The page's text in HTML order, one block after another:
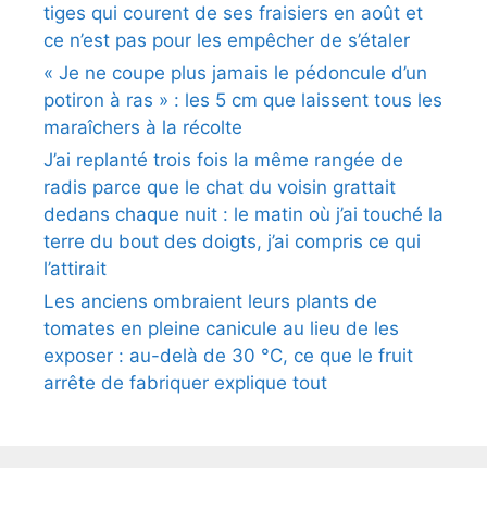
tiges qui courent de ses fraisiers en août et
ce n’est pas pour les empêcher de s’étaler
« Je ne coupe plus jamais le pédoncule d’un
potiron à ras » : les 5 cm que laissent tous les
maraîchers à la récolte
J’ai replanté trois fois la même rangée de
radis parce que le chat du voisin grattait
dedans chaque nuit : le matin où j’ai touché la
terre du bout des doigts, j’ai compris ce qui
l’attirait
Les anciens ombraient leurs plants de
tomates en pleine canicule au lieu de les
exposer : au-delà de 30 °C, ce que le fruit
arrête de fabriquer explique tout